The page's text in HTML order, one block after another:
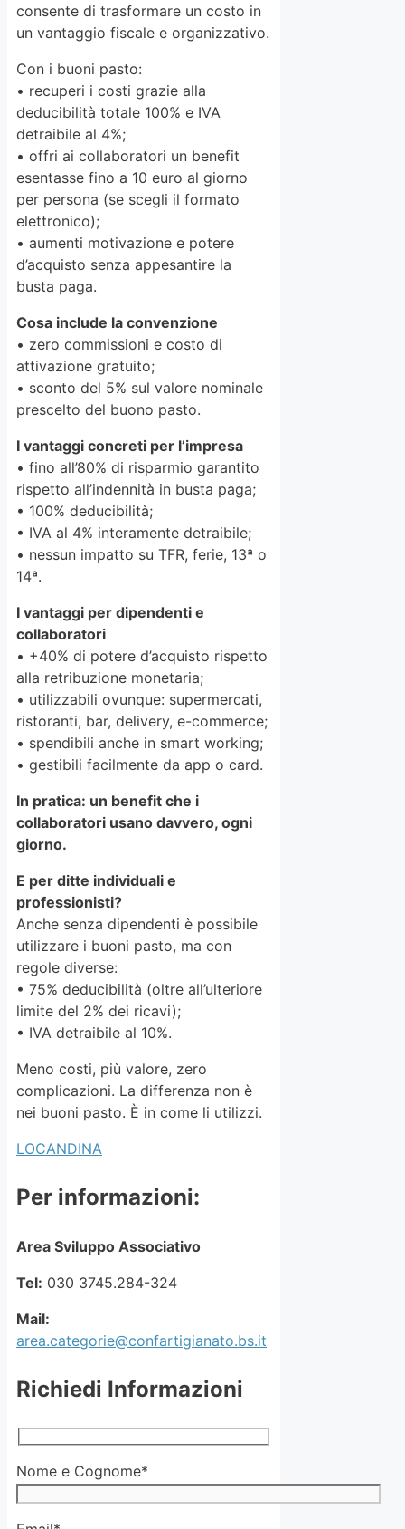
consente di trasformare un costo in
un vantaggio fiscale e organizzativo.
Con i buoni pasto:
• recuperi i costi grazie alla
deducibilità totale 100% e IVA
detraibile al 4%;
• offri ai collaboratori un benefit
esentasse fino a 10 euro al giorno
per persona (se scegli il formato
elettronico);
• aumenti motivazione e potere
d’acquisto senza appesantire la
busta paga.
Cosa include la convenzione
• zero commissioni e costo di
attivazione gratuito;
• sconto del 5% sul valore nominale
prescelto del buono pasto.
I vantaggi concreti per l’impresa
• fino all’80% di risparmio garantito
rispetto all’indennità in busta paga;
• 100% deducibilità;
• IVA al 4% interamente detraibile;
• nessun impatto su TFR, ferie, 13ª o
14ª.
I vantaggi per dipendenti e
collaboratori
• +40% di potere d’acquisto rispetto
alla retribuzione monetaria;
• utilizzabili ovunque: supermercati,
ristoranti, bar, delivery, e-commerce;
• spendibili anche in smart working;
• gestibili facilmente da app o card.
In pratica: un benefit che i
collaboratori usano davvero, ogni
giorno.
E per ditte individuali e
professionisti?
Anche senza dipendenti è possibile
utilizzare i buoni pasto, ma con
regole diverse:
• 75% deducibilità (oltre all’ulteriore
limite del 2% dei ricavi);
• IVA detraibile al 10%.
Meno costi, più valore, zero
complicazioni. La differenza non è
nei buoni pasto. È in come li utilizzi.
LOCANDINA
Per informazioni:
Area Sviluppo Associativo
Tel: 030 3745.284-324
Mail:
area.categorie@confartigianato.bs.it
Richiedi Informazioni
Nome e Cognome*